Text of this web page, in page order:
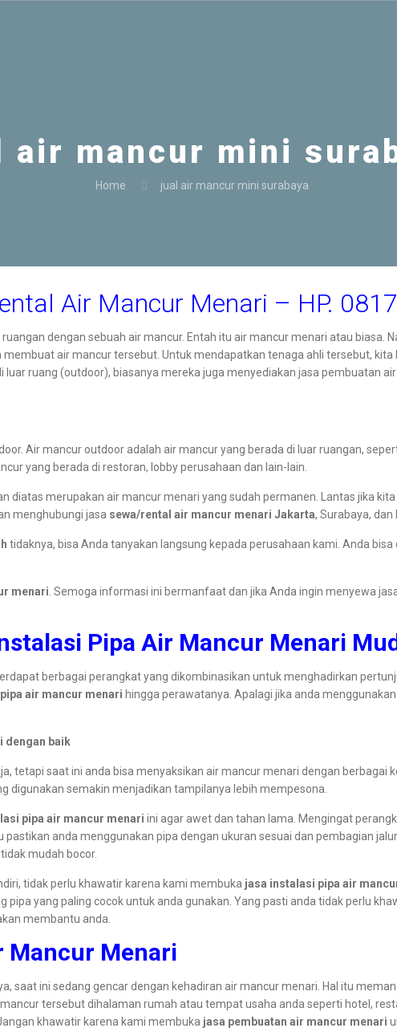
air mancur mini
Home jual air mancur mini surabaya
Air Mancur Menari – HP.
dengan sebuah air mancur. Entah itu air mancur menari atau biasa.
air mancur tersebut. Untuk mendapatkan tenaga ahli tersebut, kita
ruang (outdoor), biasanya mereka juga menyediakan jasa pembuatan
Air mancur outdoor adalah air mancur yang berada di luar ruangan,
yang berada di restoran, lobby perusahaan dan lain-lain.
diatas merupakan air mancur menari yang sudah permanen. Lantas jika
menghubungi jasa sewa/rental air mancur menari Jakarta, Surabaya, dan
tidaknya, bisa Anda tanyakan langsung kepada perusahaan kami. Anda
menari . Semoga informasi ini bermanfaat dan jika Anda ingin menyewa
Pipa Air Mancur Menari
berbagai perangkat yang dikombinasikan untuk menghadirkan
air mancur menari hingga perawatanya. Apalagi jika anda
dengan baik
tetapi saat ini anda bisa menyaksikan air mancur menari dengan berbagai
digunakan semakin menjadikan tampilanya lebih mempesona.
pipa air mancur menari ini agar awet dan tahan lama. Mengingat
anda menggunakan pipa dengan ukuran sesuai dan pembagian
mudah bocor.
tidak perlu khawatir karena kami membuka jasa instalasi pipa air
yang paling cocok untuk anda gunakan. Yang pasti anda tidak perlu
membantu anda.
Mancur Menari
saat ini sedang gencar dengan kehadiran air mancur menari. Hal itu
tersebut dihalaman rumah atau tempat usaha anda seperti hotel,
khawatir karena kami membuka jasa pembuatan air mancur menari